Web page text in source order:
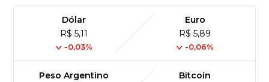
Dólar
R$ 5,11
-0,03%
Euro
R$ 5,89
-0,06%
Peso Argentino
Bitcoin